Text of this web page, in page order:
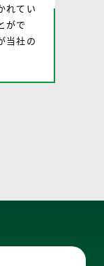
れてい
がで
当社の